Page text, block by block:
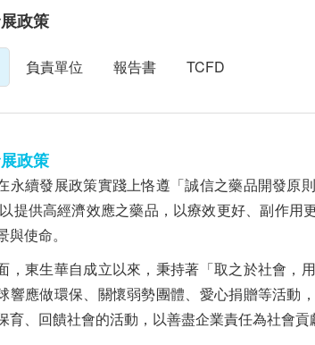
政策
負責單位 報告書 TCFD
政策
永續發展政策實踐上恪遵「誠信之藥品開發原
提供高經濟效應之藥品，以療效更好、副作
與使命。
，東生華自成立以來，秉持著「取之於社會，
響應做環保、關懷弱勢團體、愛心捐贈等活動
育、回饋社會的活動，以善盡企業責任為社會貢